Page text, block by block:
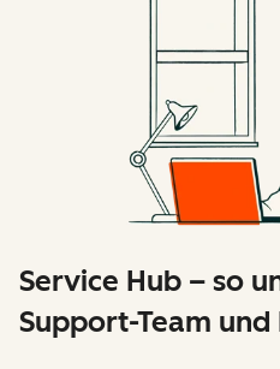
Service Hub – so
Support-Team